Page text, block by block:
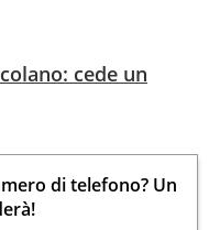
cede un
di telefono? Un